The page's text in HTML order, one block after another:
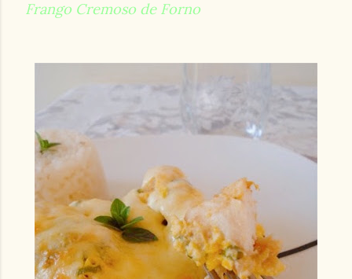
Frango Cremoso de Forno